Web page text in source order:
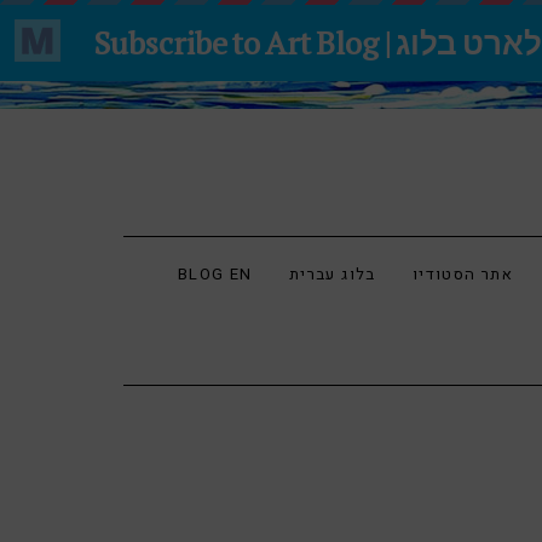
אתר הסטודיו בלוג עברית BLOG EN